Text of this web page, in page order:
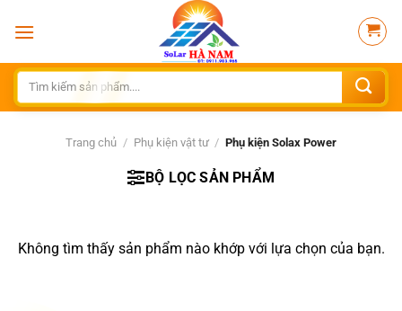
qua
dungTìm
kiếm:
Trang chủ / Phụ kiện vật tư / Phụ kiện Solax Power
BỘ LỌC SẢN PHẨM
Không tìm thấy sản phẩm nào khớp với lựa chọn của bạn.